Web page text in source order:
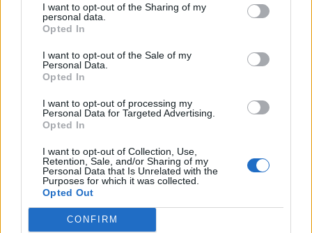
I want to opt-out of the Sharing of my
personal data.
Opted In
I want to opt-out of the Sale of my
Personal Data.
Opted In
I want to opt-out of processing my
Personal Data for Targeted Advertising.
Opted In
I want to opt-out of Collection, Use,
Retention, Sale, and/or Sharing of my
Personal Data that Is Unrelated with the
Purposes for which it was collected.
Opted Out
CONFIRM